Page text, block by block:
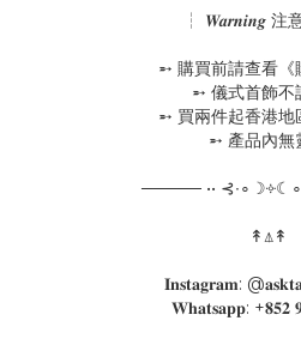
┆ 𝑾𝒂𝒓𝒏𝒊𝒏𝒈 注
➵ 購買前請查看《
➵ 儀式首飾不
➵ 買兩件起香港地
➵ 產品內無
───── ••
↟⍋↟
𝐈𝐧𝐬𝐭𝐚𝐠𝐫𝐚𝐦:
𝐖𝐡𝐚𝐭𝐬𝐚𝐩𝐩: +𝟖𝟓𝟐